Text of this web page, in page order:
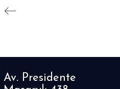
Av. Presidente